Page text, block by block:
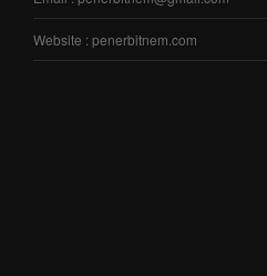
Website : penerbitnem.com